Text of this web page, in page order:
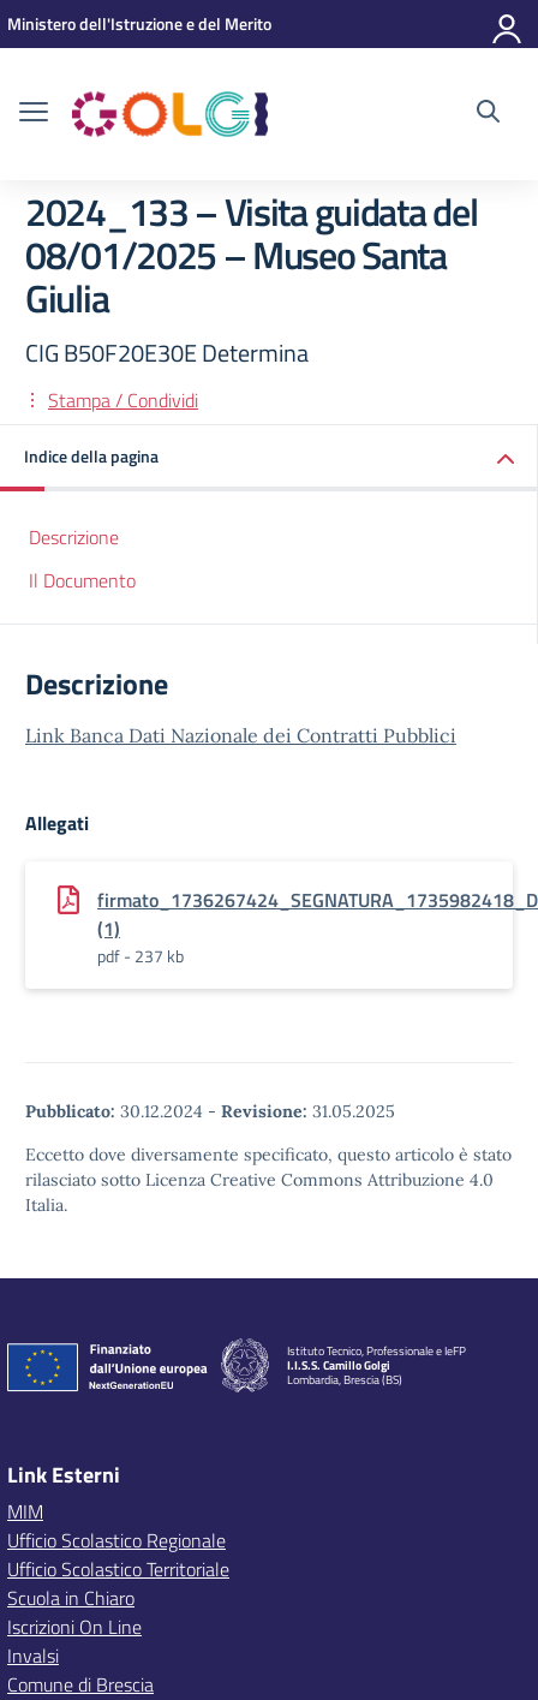
Vai ai contenuti
Vai al menu di navigazione
Vai al footer
Ministero dell'Istruzione e del Merito
2024_133 – Visita guidata del
08/01/2025 – Museo Santa
Giulia
CIG B50F20E30E Determina
Stampa / Condividi
Indice della pagina
Descrizione
Il Documento
Descrizione
Link Banca Dati Nazionale dei Contratti Pubblici
Allegati
(1)
pdf - 237 kb
Pubblicato: 30.12.2024 - Revisione: 31.05.2025
Eccetto dove diversamente specificato, questo articolo è stato
rilasciato sotto Licenza Creative Commons Attribuzione 4.0
Italia.
Istituto Tecnico, Professionale e IeFP
I.I.S.S. Camillo Golgi
Lombardia, Brescia (BS)
Link Esterni
MIM
Ufficio Scolastico Regionale
Ufficio Scolastico Territoriale
Scuola in Chiaro
Iscrizioni On Line
Invalsi
Comune di Brescia